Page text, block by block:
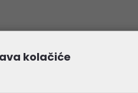
kolačiće